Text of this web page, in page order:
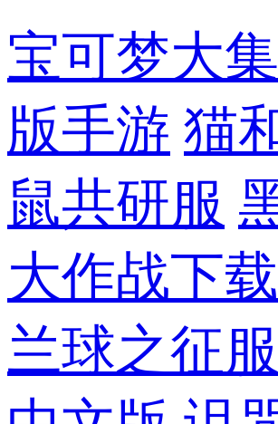
宝可梦大
版手游 猫
鼠共研服
大作战下载
兰球之征